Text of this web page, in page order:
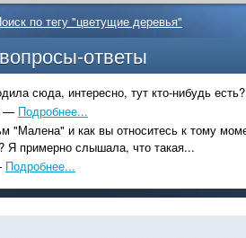
по тегу "цветущие деревья"
ответы
сюда, интересно, тут кто-нибудь есть?
— Подробнее...
"Малена" и как вы относитесь к тому
Я примерно слышала, что такая...
Подробнее...